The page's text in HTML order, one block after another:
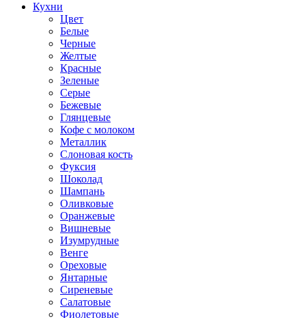
Кухни
Цвет
Белые
Черные
Желтые
Красные
Зеленые
Серые
Бежевые
Глянцевые
Кофе с молоком
Металлик
Слоновая кость
Фуксия
Шоколад
Шампань
Оливковые
Оранжевые
Вишневые
Изумрудные
Венге
Ореховые
Янтарные
Сиреневые
Салатовые
Фиолетовые